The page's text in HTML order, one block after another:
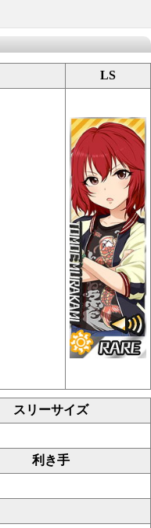
LS
スリーサイズ
利き手